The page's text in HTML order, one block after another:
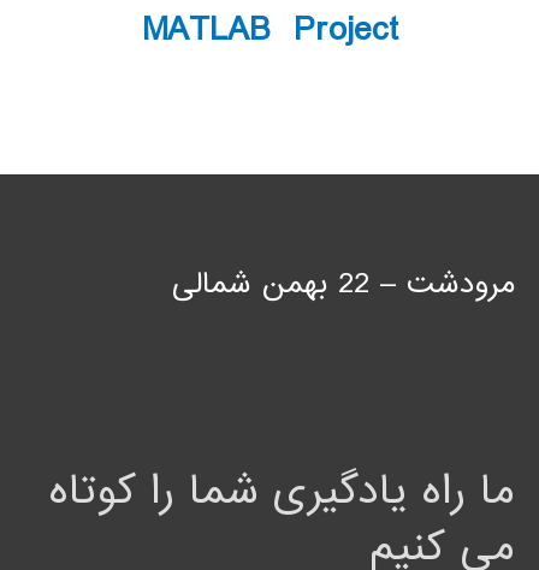
MATLAB Project
مرودشت – 22 بهمن شمالی
ما راه یادگیری شما را کوتاه
می کنیم